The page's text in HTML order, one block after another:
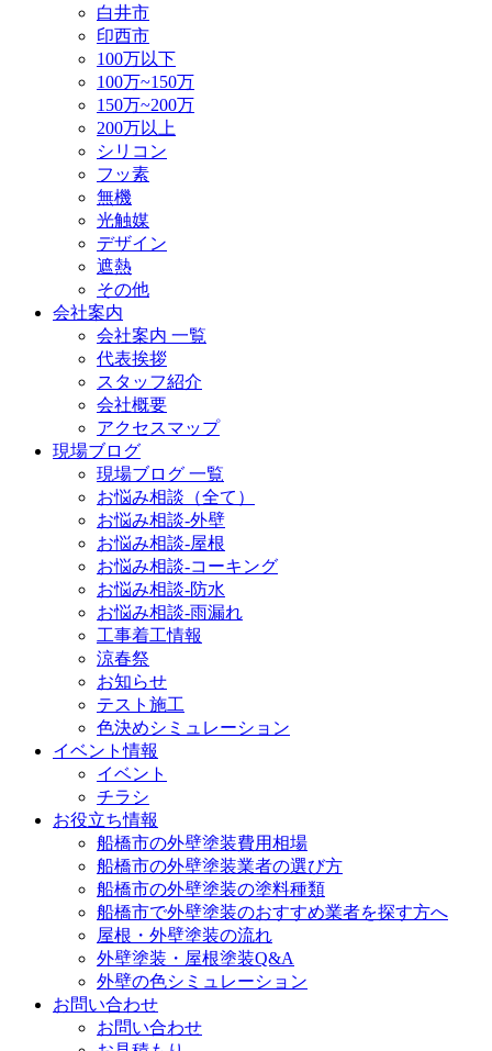
白井市
印西市
100万以下
100万~150万
150万~200万
200万以上
シリコン
フッ素
無機
光触媒
デザイン
遮熱
その他
会社案内
会社案内 一覧
代表挨拶
スタッフ紹介
会社概要
アクセスマップ
現場ブログ
現場ブログ 一覧
お悩み相談（全て）
お悩み相談-外壁
お悩み相談-屋根
お悩み相談-コーキング
お悩み相談-防水
お悩み相談-雨漏れ
工事着工情報
涼春祭
お知らせ
テスト施工
色決めシミュレーション
イベント情報
イベント
チラシ
お役立ち情報
船橋市の外壁塗装費用相場
船橋市の外壁塗装業者の選び方
船橋市の外壁塗装の塗料種類
船橋市で外壁塗装のおすすめ業者を探す方へ
屋根・外壁塗装の流れ
外壁塗装・屋根塗装Q&A
外壁の色シミュレーション
お問い合わせ
お問い合わせ